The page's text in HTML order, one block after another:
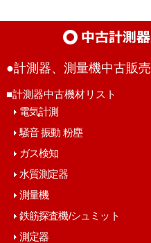
●計測器、測量機中古販売
■計測器中古機材リスト
電気計測
騒音 振動 粉塵
ガス検知
水質測定器
測量機
鉄筋探査機/シュミット
測定器